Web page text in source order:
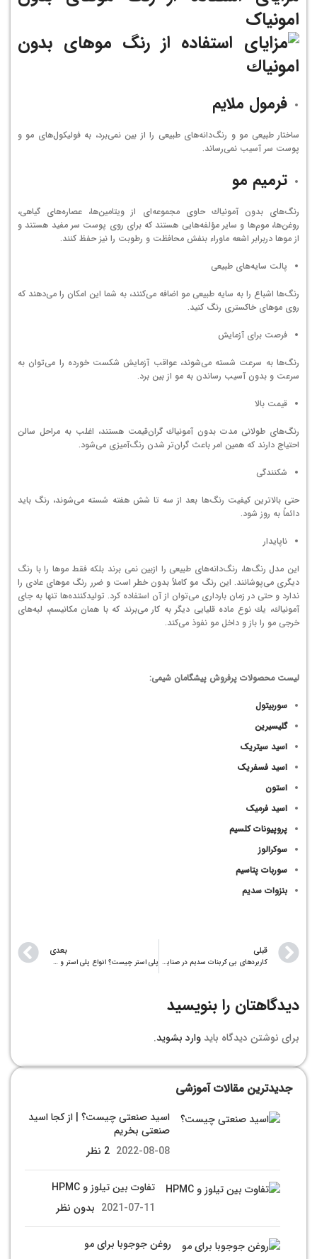
امونیاک
فرمول ملایم
ساختار طبیعی مو و رنگ‌دانه‌های طبیعی را از بین نمی‌برد، به فولیكول‌های مو و
پوست سر آسیب نمی‌رساند.
ترمیم مو
رنگ‌های بدون آمونیاك حاوی مجموعه‌ای از ویتامین‌ها، عصاره‌های گیاهی،
روغن‌ها، موم‌ها و سایر مؤلفه‌هایی هستند كه برای روی پوست سر مفید هستند و
از موها دربرابر اشعه ماوراء بنفش محافظت و رطوبت را نیز حفظ كنند.
پالت سایه‌های طبیعی
رنگ‌ها اشباع را به سایه طبیعی مو اضافه می‌كنند، به شما این امكان را می‌دهند كه
روی موهای خاكستری رنگ كنید.
فرصت برای آزمایش
رنگ‌ها به سرعت شسته می‌شوند، عواقب آزمایش شكست خورده را می‌توان به
سرعت و بدون آسیب رساندن به مو از بین برد.
قیمت بالا
رنگ‌های طولانی مدت بدون آمونیاك گران‌قیمت هستند، اغلب به مراحل سالن
احتیاج دارند كه همین امر باعث گران‌تر شدن رنگ‌آمیزی می‌شود.
شكنندگی
حتی بالاترین كیفیت رنگ‌ها بعد از سه تا شش هفته شسته می‌شوند، رنگ باید
دائماً به روز شود.
ناپایدار
این مدل رنگ‌ها، رنگ‌دانه‌های طبیعی را ازبین نمی برند بلكه فقط موها را با رنگ
دیگری می‌پوشانند. این رنگ مو كاملاً بدون خطر است و ضرر رنگ موهای عادی را
ندارد و حتی در زمان بارداری می‌توان از آن استفاده كرد. تولیدكننده‌ها تنها به جای
آمونیاك، یك نوع ماده قلیایی دیگر به كار می‌برند كه با همان مكانیسم، لبه‌های
خرجی مو را باز و داخل مو نفوذ می‌كند.
لیست محصولات پرفروش پیشگامان شیمی:
سوربیتول
گلیسیرین
اسید سیتریک
اسید فسفریک
استون
اسید فرمیک
پروپیونات کلسیم
سوکرالوز
سوربات پتاسیم
بنزوات سدیم
قبلی
كاربردهای بی كربنات سديم در صنایع مختلف
بعدی
پلی استر چیست؟ انواع پلی استر و کاربردهایش
دیدگاهتان را بنویسید
برای نوشتن دیدگاه باید وارد بشوید.
جدیدترین مقالات آموزشی
اسید صنعتی چیست؟ | از کجا اسید
صنعتی بخریم
2022-08-08 2 نظر
تفاوت بین تیلوز و HPMC
2021-07-11 بدون نظر
روغن جوجوبا برای مو